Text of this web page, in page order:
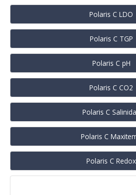
Polaris C LDO
Polaris C TGP
Polaris C pH
Polaris C CO2
Polaris C
Polaris C
Polaris C Redox